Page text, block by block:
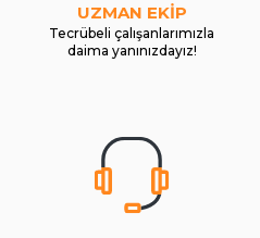
UZMAN EKİP
Tecrübeli çalışanlarımızla
daima yanınızdayız!